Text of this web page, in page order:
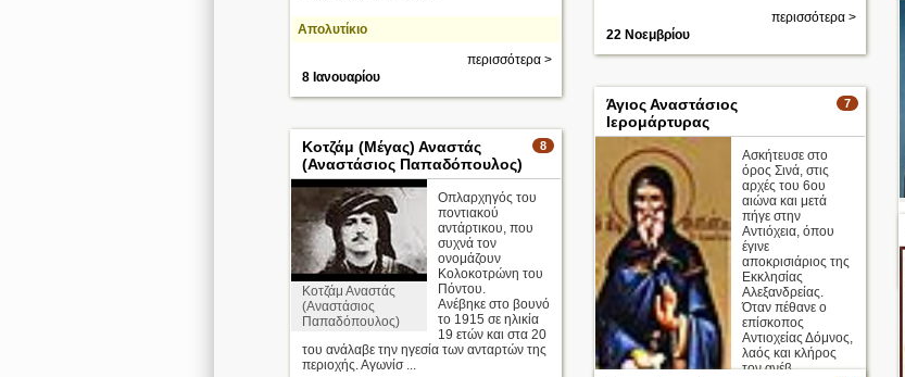
Απολυτίκιο
περισσότερα >
8 Ιανουαρίου
περισσότερα >
22 Νοεμβρίου
7
Άγιος Αναστάσιος
Ιερομάρτυρας
Aσκήτευσε στο
όρος Σινά, στις
αρχές του 6ου
αιώνα και μετά
πήγε στην
Αντιόχεια, όπου
έγινε
αποκρισιάριος της
Εκκλησίας
Αλεξανδρείας.
Όταν πέθανε ο
επίσκοπος
Αντιοχείας Δόμνος,
λαός και κλήρος
τον ανέβ ...
8
Κοτζάμ (Μέγας) Αναστάς
(Αναστάσιος Παπαδόπουλος)
Κοτζάμ Αναστάς
(Αναστάσιος
Παπαδόπουλος)
Οπλαρχηγός του
ποντιακού
αντάρτικου, που
συχνά τον
ονομάζουν
Κολοκοτρώνη του
Πόντου.
Ανέβηκε στο βουνό
το 1915 σε ηλικία
19 ετών και στα 20
του ανάλαβε την ηγεσία των ανταρτών της
περιοχής. Αγωνίσ ...